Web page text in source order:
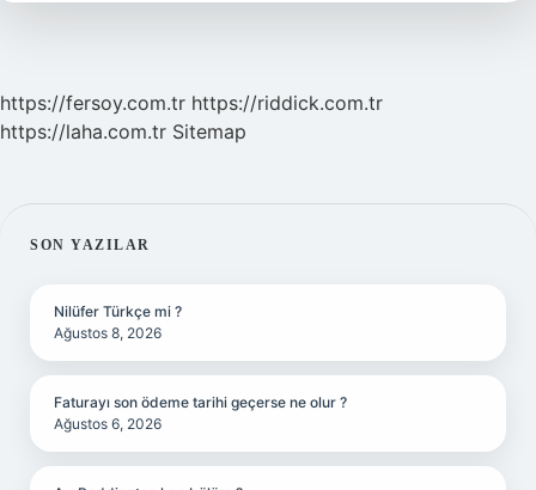
https://fersoy.com.tr https://riddick.com.tr
https://laha.com.tr Sitemap
SIDEBAR
SON YAZILAR
Nilüfer Türkçe mi ?
Ağustos 8, 2026
Faturayı son ödeme tarihi geçerse ne olur ?
Ağustos 6, 2026